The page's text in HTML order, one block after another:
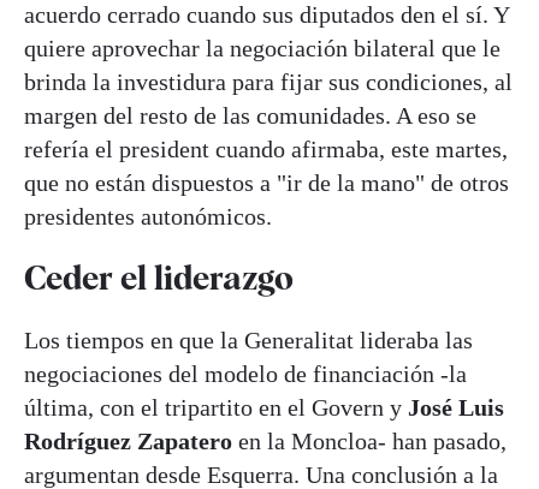
acuerdo cerrado cuando sus diputados den el sí. Y
quiere aprovechar la negociación bilateral que le
brinda la investidura para fijar sus condiciones, al
margen del resto de las comunidades. A eso se
refería el president cuando afirmaba, este martes,
que no están dispuestos a "ir de la mano" de otros
presidentes autonómicos.
Ceder el liderazgo
Los tiempos en que la Generalitat lideraba las
negociaciones del modelo de financiación -la
última, con el tripartito en el Govern y José Luis
Rodríguez Zapatero en la Moncloa- han pasado,
argumentan desde Esquerra. Una conclusión a la